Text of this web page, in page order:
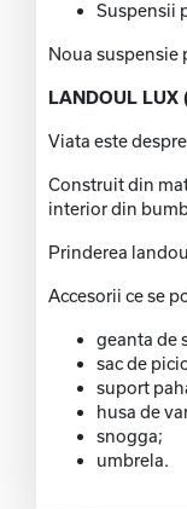
Suspensii
Noua suspensie
LANDOUL LUX
Viata este
Construit din
interior din
Prinderea
Accesorii ce se
geanta de
sac de
suport
husa de
snogga;
umbrela.